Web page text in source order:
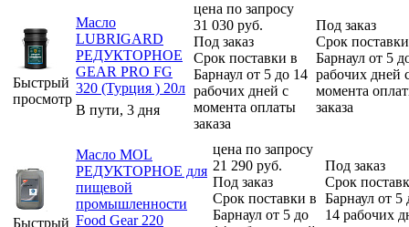
Быстрый
просмотр
Масло
LUBRIGARD
РЕДУКТОРНОЕ
GEAR PRO FG
320 (Турция ) 20л
В пути, 3 дня
цена по запросу
31 030 руб.
Под заказ
Срок поставки в
Барнаул от 5 до 14
рабочих дней с
момента оплаты
заказа
Под заказ
Срок
Барнаул от 5
рабочих дней
момента
заказа
Быстрый
Масло MOL
РЕДУКТОРНОЕ для
пищевой
промышленности
Food Gear 220
цена по запросу
21 290 руб.
Под заказ
Срок поставки в
Барнаул от 5 до
Под заказ
Срок
Барнаул от 5
14 рабочих